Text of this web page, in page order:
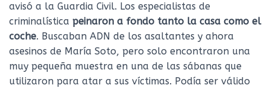
avisó a la Guardia Civil. Los especialistas de
criminalística peinaron a fondo tanto la casa como el
coche. Buscaban ADN de los asaltantes y ahora
asesinos de María Soto, pero solo encontraron una
muy pequeña muestra en una de las sábanas que
utilizaron para atar a sus víctimas. Podía ser válido